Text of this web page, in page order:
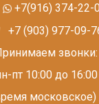
+7(916) 374-22-
+7 (903) 977-09-
звонки:
пт 10:00 до 16:00
московское)